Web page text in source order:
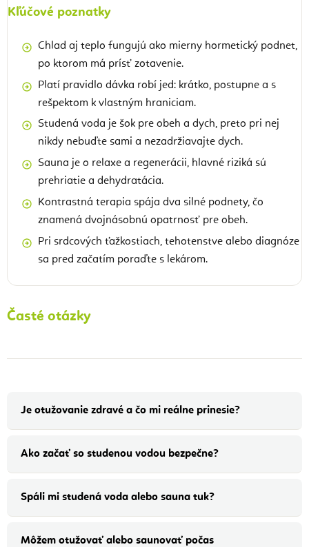
Kľúčové poznatky
Chlad aj teplo fungujú ako mierny hormetický podnet,
po ktorom má prísť zotavenie.
Platí pravidlo dávka robí jed: krátko, postupne a s
rešpektom k vlastným hraniciam.
Studená voda je šok pre obeh a dych, preto pri nej
nikdy nebuďte sami a nezadržiavajte dych.
Sauna je o relaxe a regenerácii, hlavné riziká sú
prehriatie a dehydratácia.
Kontrastná terapia spája dva silné podnety, čo
znamená dvojnásobnú opatrnosť pre obeh.
Pri srdcových ťažkostiach, tehotenstve alebo diagnóze
sa pred začatím poraďte s lekárom.
Časté otázky
Je otužovanie zdravé a čo mi reálne prinesie?
Ako začať so studenou vodou bezpečne?
Spáli mi studená voda alebo sauna tuk?
Môžem otužovať alebo saunovať počas